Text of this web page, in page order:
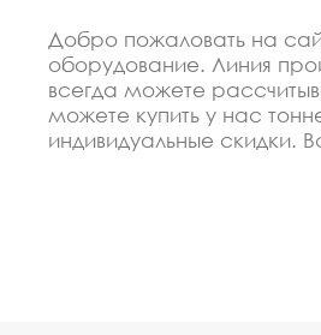
Добро пожаловать на
оборудование. Линия
всегда можете
можете купить у нас
индивидуальные